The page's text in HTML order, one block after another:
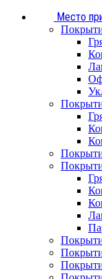
Место